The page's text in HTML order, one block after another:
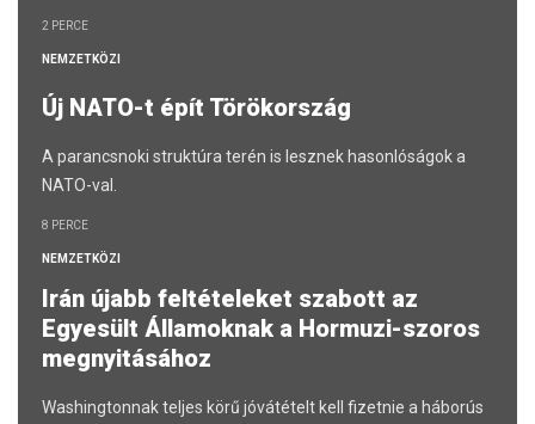
2 PERCE
NEMZETKÖZI
Új NATO-t épít Törökország
A parancsnoki struktúra terén is lesznek hasonlóságok a
NATO-val.
8 PERCE
NEMZETKÖZI
Irán újabb feltételeket szabott az
Egyesült Államoknak a Hormuzi-szoros
megnyitásához
Washingtonnak teljes körű jóvátételt kell fizetnie a háborús